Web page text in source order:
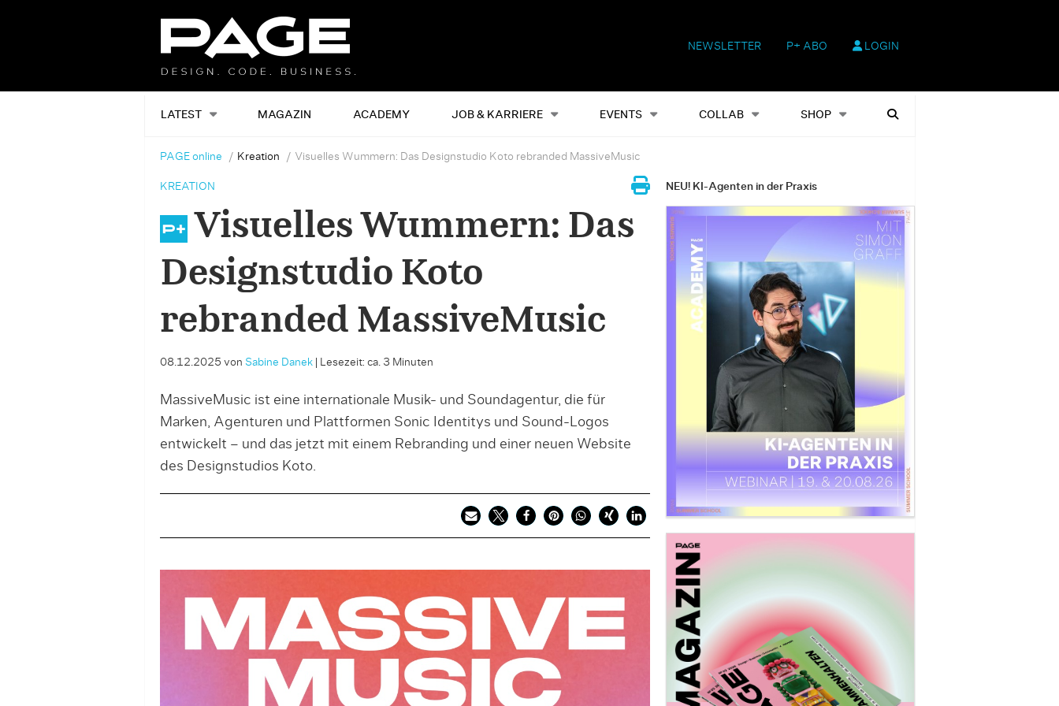
NEWSLETTER P+ ABO LOGIN
LATEST MAGAZIN ACADEMY JOB & KARRIERE EVENTS COLLAB SHOP
Alles Events Shop Heftausgaben Suchen
PAGE online Kreation Visuelles Wummern: Das Designstudio Koto rebranded MassiveMusic
KREATION
Visuelles Wummern: Das
Designstudio Koto
rebranded MassiveMusic
08.12.2025 von Sabine Danek| Lesezeit: ca. 3 Minuten
MassiveMusic ist eine internationale Musik- und Soundagentur, die für
Marken, Agenturen und Plattformen Sonic Identitys und Sound-Logos
entwickelt – und das jetzt mit einem Rebranding und einer neuen Website
des Designstudios Koto.
NEU! KI-Agenten in der Praxis